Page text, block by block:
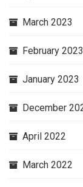
March 2023
February 2023
January 2023
December
April 2022
March 2022